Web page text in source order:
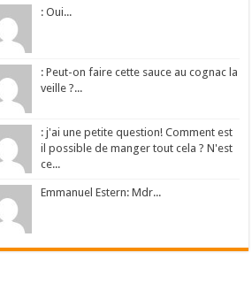
: Oui...
: Peut-on faire cette sauce au cognac la
veille ?...
: j'ai une petite question! Comment est
il possible de manger tout cela ? N'est
ce...
Emmanuel Estern: Mdr...